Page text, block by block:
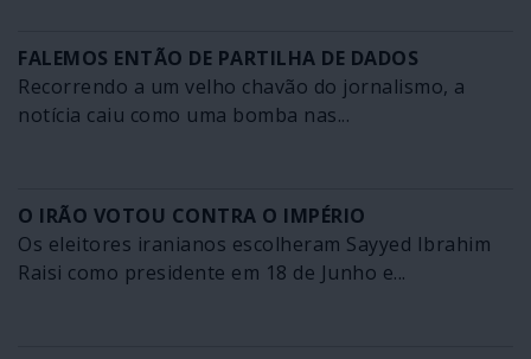
FALEMOS ENTÃO DE PARTILHA DE DADOS
Recorrendo a um velho chavão do jornalismo, a
notícia caiu como uma bomba nas...
O IRÃO VOTOU CONTRA O IMPÉRIO
Os eleitores iranianos escolheram Sayyed Ibrahim
Raisi como presidente em 18 de Junho e...